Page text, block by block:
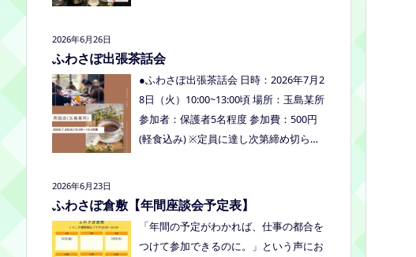
土産分もいただき、ありがとうございま
く、ご家族でお話しできたのもよかった
ひお越しください。
2026年6月26日
ふわさぽ出張茶話会
●ふわさぽ出張茶話会 日時：2026年7月2
8日（火）10:00~13:00頃 場所：玉島某所
参加者：保護者5名程度 参加費：500円
(軽食込み) ※定員に達し次第締め切らせ
内容：いつもの座談会とは違う場所でこ
2026年6月23日
ふわさぽ倉敷【年間座談会予定表】
「年間の予定がわかれば、仕事の都合を
つけて参加できるのに。」という声にお